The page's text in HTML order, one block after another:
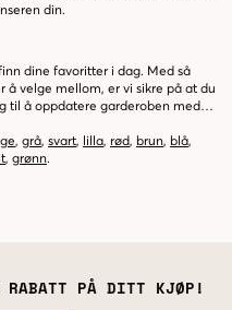
din.
dine favoritter i dag. Med så
å velge mellom, er vi sikre på at du
til å oppdatere garderoben med
, grå, svart, lilla, rød, brun, blå,
, grønn.
RABATT PÅ DITT KJØP!